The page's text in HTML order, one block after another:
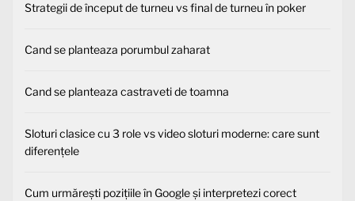
Strategii de început de turneu vs final de turneu în poker
Cand se planteaza porumbul zaharat
Cand se planteaza castraveti de toamna
Sloturi clasice cu 3 role vs video sloturi moderne: care sunt
diferențele
Cum urmărești pozițiile în Google și interpretezi corect